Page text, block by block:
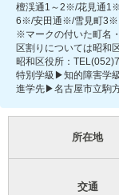
檀渓通1～2※/花見通
6※/安田通※/雪見町3※
※マークの付いた町名
区割りについては昭和
昭和区役所：
特別学級▶知的障害学
進学先▶名古屋市立駒
所在地
交通